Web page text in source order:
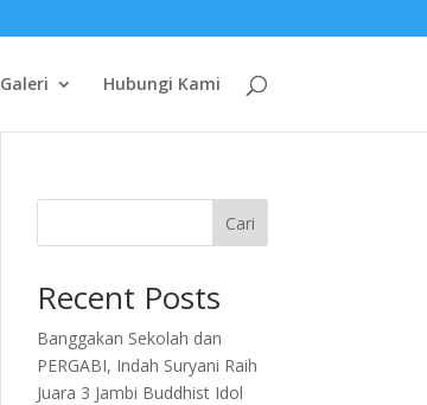
Galeri Hubungi Kami
Cari
Recent Posts
Banggakan Sekolah dan
PERGABI, Indah Suryani Raih
Juara 3 Jambi Buddhist Idol